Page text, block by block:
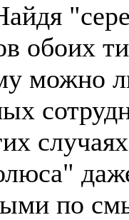
обоих
можно
по